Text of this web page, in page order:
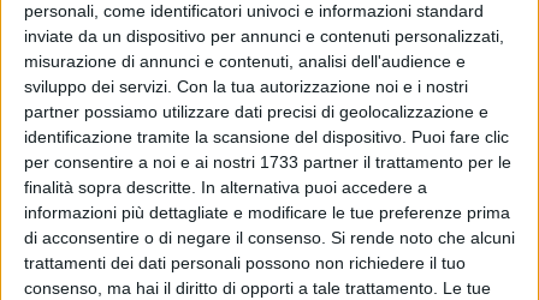
personali, come identificatori univoci e informazioni standard
inviate da un dispositivo per annunci e contenuti personalizzati,
misurazione di annunci e contenuti, analisi dell'audience e
sviluppo dei servizi. Con la tua autorizzazione noi e i nostri
partner possiamo utilizzare dati precisi di geolocalizzazione e
identificazione tramite la scansione del dispositivo. Puoi fare clic
per consentire a noi e ai nostri 1733 partner il trattamento per le
finalità sopra descritte. In alternativa puoi accedere a
informazioni più dettagliate e modificare le tue preferenze prima
di acconsentire o di negare il consenso. Si rende noto che alcuni
trattamenti dei dati personali possono non richiedere il tuo
consenso, ma hai il diritto di opporti a tale trattamento. Le tue
ABarlettaun'altra giornata all'insegna del dono e della
solidarietà. Il prossimo 10 maggio, dalle 08:00 alle ore 11:00,
è in programma una donazione straordinaria in
autoemoteca allaLega Navale.
L'iniziativa è organizzata dall'Avis Barlettain collaborazione
con la Prefettura Bat e con le sedi locali di Carabinieri,
Esercito Italiano, Guardia di Finanza, Polizia di Stato, Polizia
Locale e Vigili del Fuoco.